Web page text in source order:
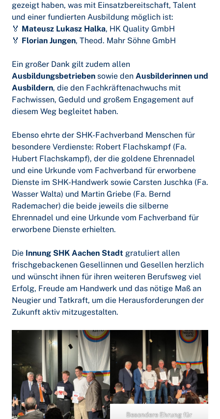
gezeigt haben, was mit Einsatzbereitschaft, Talent
und einer fundierten Ausbildung möglich ist:
🏅 Mateusz Lukasz Halka, HK Quality GmbH
🏅 Florian Jungen, Theod. Mahr Söhne GmbH
Ein großer Dank gilt zudem allen
Ausbildungsbetrieben sowie den Ausbilderinnen und
Ausbildern, die den Fachkräftenachwuchs mit
Fachwissen, Geduld und großem Engagement auf
diesem Weg begleitet haben.
Ebenso ehrte der SHK-Fachverband Menschen für
besondere Verdienste: Robert Flachskampf (Fa.
Hubert Flachskampf), der die goldene Ehrennadel
und eine Urkunde vom Fachverband für erworbene
Dienste im SHK-Handwerk sowie Carsten Juschka (Fa.
Wasser Walta) und Martin Griebe (Fa. Bernd
Rademacher) die beide jeweils die silberne
Ehrennadel und eine Urkunde vom Fachverband für
erworbene Dienste erhielten.
Die Innung SHK Aachen Stadt gratuliert allen
frischgebackenen Gesellinnen und Gesellen herzlich
und wünscht ihnen für ihren weiteren Berufsweg viel
Erfolg, Freude am Handwerk und das nötige Maß an
Neugier und Tatkraft, um die Herausforderungen der
Zukunft aktiv mitzugestalten.
Besondere Ehrung für